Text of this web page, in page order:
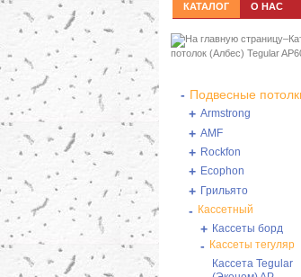
КАТАЛОГ О НАС
–
потолок (Албес) Tegular
- Подвесные
+ Armstrong
+ AMF
+ Rockfon
+ Ecophon
+ Грильято
- Кассетный
+ Кассеты борд
- Кассеты тегуляр
Кассета Tegular